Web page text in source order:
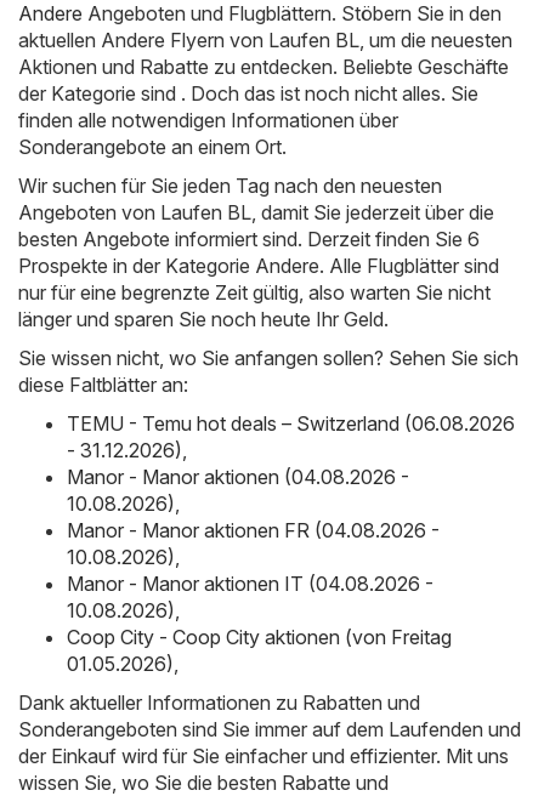
Andere Angeboten und Flugblättern. Stöbern Sie in den
aktuellen Andere Flyern von Laufen BL, um die neuesten
Aktionen und Rabatte zu entdecken. Beliebte Geschäfte
der Kategorie sind . Doch das ist noch nicht alles. Sie
finden alle notwendigen Informationen über
Sonderangebote an einem Ort.
Wir suchen für Sie jeden Tag nach den neuesten
Angeboten von Laufen BL, damit Sie jederzeit über die
besten Angebote informiert sind. Derzeit finden Sie 6
Prospekte in der Kategorie Andere. Alle Flugblätter sind
nur für eine begrenzte Zeit gültig, also warten Sie nicht
länger und sparen Sie noch heute Ihr Geld.
Sie wissen nicht, wo Sie anfangen sollen? Sehen Sie sich
diese Faltblätter an:
TEMU - Temu hot deals – Switzerland (06.08.2026
- 31.12.2026),
Manor - Manor aktionen (04.08.2026 -
10.08.2026),
Manor - Manor aktionen FR (04.08.2026 -
10.08.2026),
Manor - Manor aktionen IT (04.08.2026 -
10.08.2026),
Coop City - Coop City aktionen (von Freitag
01.05.2026),
Dank aktueller Informationen zu Rabatten und
Sonderangeboten sind Sie immer auf dem Laufenden und
der Einkauf wird für Sie einfacher und effizienter. Mit uns
wissen Sie, wo Sie die besten Rabatte und